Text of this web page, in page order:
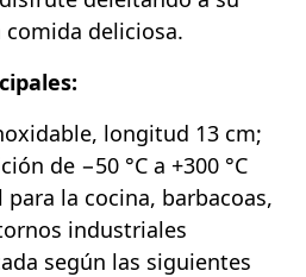
deliciosa.
longitud 13 cm;
de −50 °C a +300 °C
la cocina, barbacoas,
industriales
según las siguientes